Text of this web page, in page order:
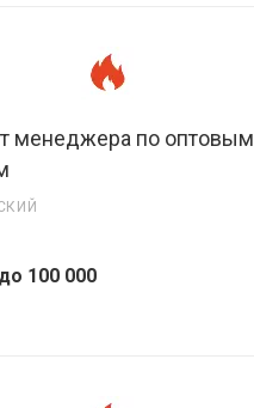
менеджера по оптовым
100 000